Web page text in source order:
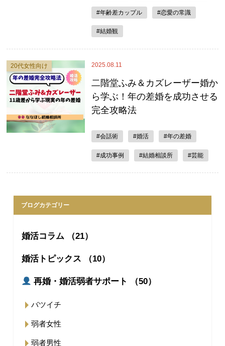
#年齢差カップル #恋愛の常識
#結婚観
2025.08.11
20代女性向け
二階堂ふみ＆カズレーザー婚か
ら学ぶ！年の差婚を成功させる
完全攻略法
#会話術 #婚活 #年の差婚
#成功事例 #結婚相談所 #芸能
ブログカテゴリー
婚活コラム （21）
婚活トピックス （10）
再婚・婚活弱者サポート （50）
バツイチ
弱者女性
弱者男性